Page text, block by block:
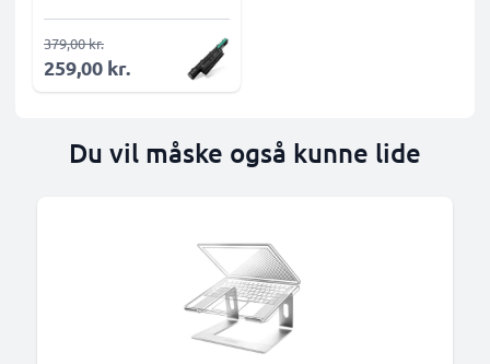
259,00 kr.
379,00 kr.
Du vil måske også kunne lide